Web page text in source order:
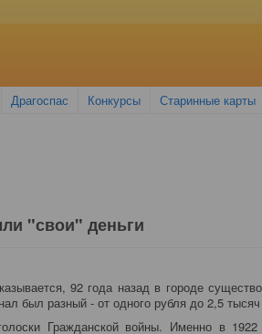
Драгоспас Конкурсы Старинные карты
"свои" деньги
92 года назад в городе
был разный - от одного рубля до 2,5
Гражданской войны. Именно в